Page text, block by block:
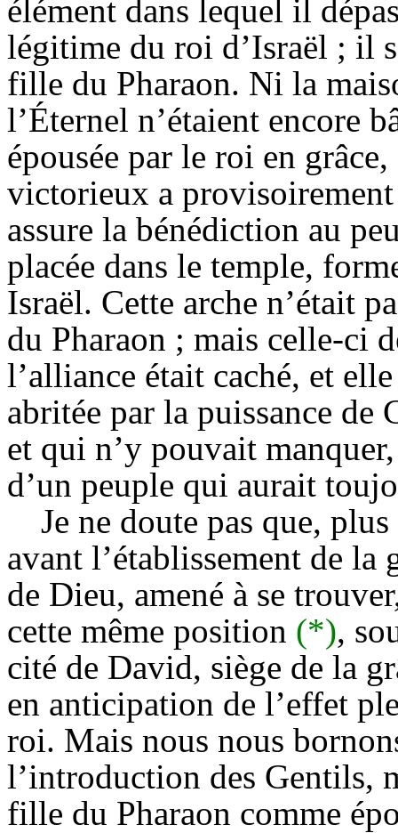
élément dans lequel il
légitime du roi d’Israël ; il
fille du Pharaon. Ni la
l’Éternel n’étaient encore
épousée par le roi en
victorieux a
assure la bénédiction au
placée dans le temple,
Israël. Cette arche n’était
du Pharaon ; mais celle-ci
l’alliance était caché, et
abritée par la puissance
et qui n’y pouvait
d’un peuple qui aurait
Je ne doute pas que,
avant l’établissement de
de Dieu, amené à se
cette même position (*),
cité de David, siège de la
en anticipation de l’effet
roi. Mais nous nous
l’introduction des Gentils,
fille du Pharaon comme